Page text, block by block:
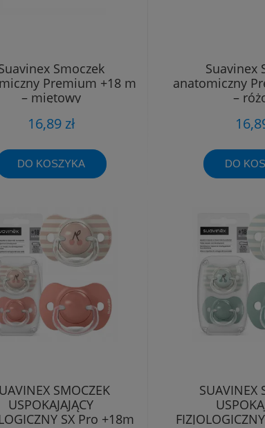
Smoczek
Premium +18 m
– miętowy
16,89 zł
DO KOSZYKA
Suavinex
anatomiczny
–
DO
SMOCZEK
USPOKAJAJĄCY
SX Pro +18m
SUAVINEX